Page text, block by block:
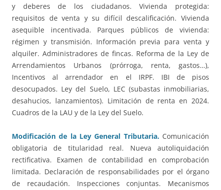
y deberes de los ciudadanos. Vivienda protegida:
requisitos de venta y su difícil descalificación. Vivienda
asequible incentivada. Parques públicos de vivienda:
régimen y transmisión. Información previa para venta y
alquiler. Administradores de fincas. Reforma de la Ley de
Arrendamientos Urbanos (prórroga, renta, gastos…),
Incentivos al arrendador en el IRPF. IBI de pisos
desocupados. Ley del Suelo, LEC (subastas inmobiliarias,
desahucios, lanzamientos). Limitación de renta en 2024.
Cuadros de la LAU y de la Ley del Suelo.
Modificación de la Ley General Tributaria.Comunicación
obligatoria de titularidad real. Nueva autoliquidación
rectificativa. Examen de contabilidad en comprobación
limitada. Declaración de responsabilidades por el órgano
de recaudación. Inspecciones conjuntas. Mecanismos